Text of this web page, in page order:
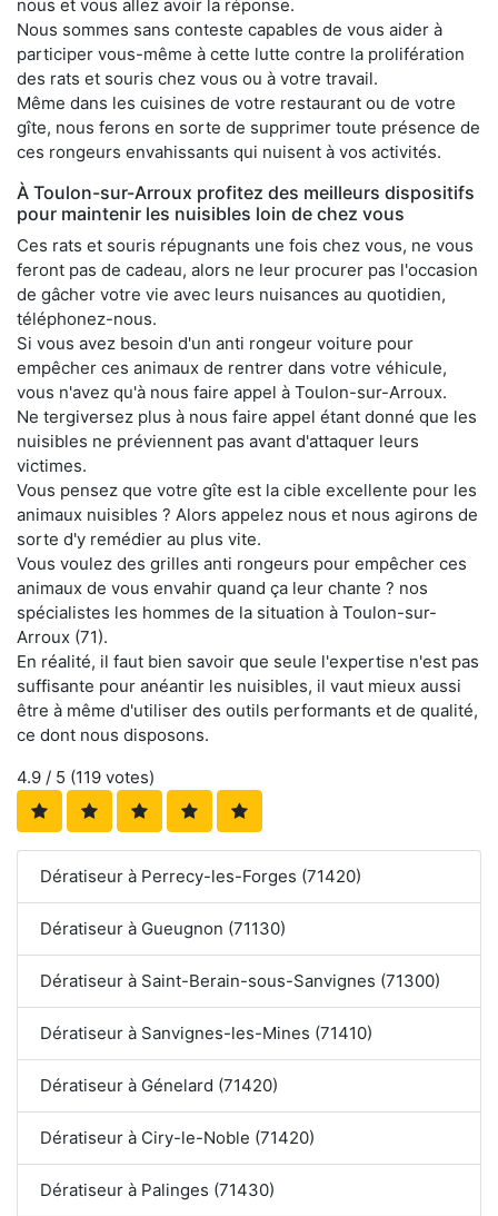
nous et vous allez avoir la réponse.
Nous sommes sans conteste capables de vous aider à
participer vous-même à cette lutte contre la prolifération
des rats et souris chez vous ou à votre travail.
Même dans les cuisines de votre restaurant ou de votre
gîte, nous ferons en sorte de supprimer toute présence de
ces rongeurs envahissants qui nuisent à vos activités.
À Toulon-sur-Arroux profitez des meilleurs dispositifs
pour maintenir les nuisibles loin de chez vous
Ces rats et souris répugnants une fois chez vous, ne vous
feront pas de cadeau, alors ne leur procurer pas l'occasion
de gâcher votre vie avec leurs nuisances au quotidien,
téléphonez-nous.
Si vous avez besoin d'un anti rongeur voiture pour
empêcher ces animaux de rentrer dans votre véhicule,
vous n'avez qu'à nous faire appel à Toulon-sur-Arroux.
Ne tergiversez plus à nous faire appel étant donné que les
nuisibles ne préviennent pas avant d'attaquer leurs
victimes.
Vous pensez que votre gîte est la cible excellente pour les
animaux nuisibles ? Alors appelez nous et nous agirons de
sorte d'y remédier au plus vite.
Vous voulez des grilles anti rongeurs pour empêcher ces
animaux de vous envahir quand ça leur chante ? nos
spécialistes les hommes de la situation à Toulon-sur-
Arroux (71).
En réalité, il faut bien savoir que seule l'expertise n'est pas
suffisante pour anéantir les nuisibles, il vaut mieux aussi
être à même d'utiliser des outils performants et de qualité,
ce dont nous disposons.
4.9 / 5 (119 votes)
Dératiseur à Perrecy-les-Forges (71420)
Dératiseur à Gueugnon (71130)
Dératiseur à Saint-Berain-sous-Sanvignes (71300)
Dératiseur à Sanvignes-les-Mines (71410)
Dératiseur à Génelard (71420)
Dératiseur à Ciry-le-Noble (71420)
Dératiseur à Palinges (71430)